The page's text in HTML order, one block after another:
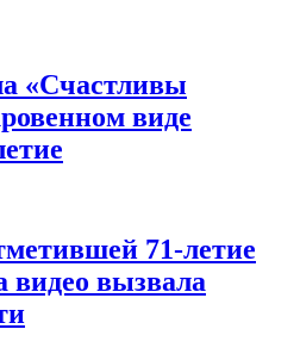
«Счастливы
виде
71-летие
видео вызвала